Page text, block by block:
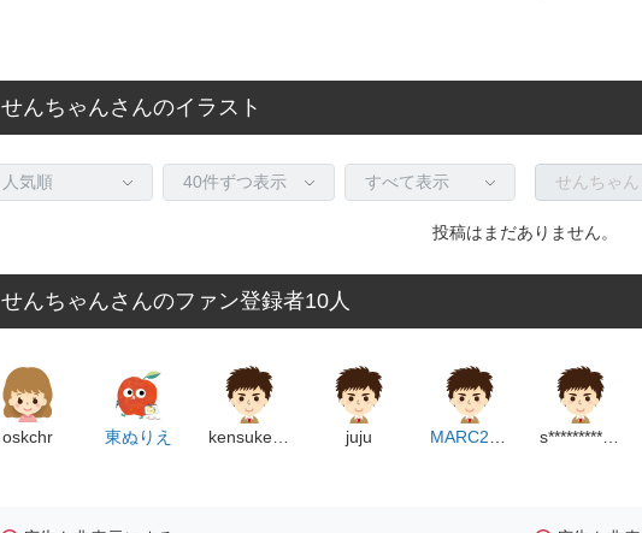
せんちゃんさんのイラスト
投稿はまだありません。
せんちゃんさんのファン登録者10人
oskchr 東ぬりえ juju